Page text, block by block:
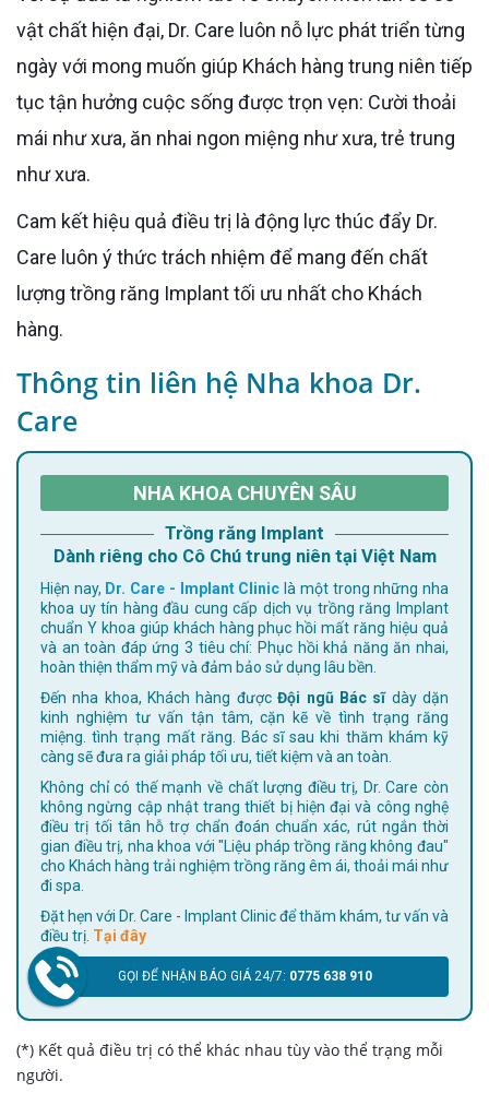
vật chất hiện đại, Dr. Care luôn nỗ lực phát triển từng
ngày với mong muốn giúp Khách hàng trung niên tiếp
tục tận hưởng cuộc sống được trọn vẹn: Cười thoải
mái như xưa, ăn nhai ngon miệng như xưa, trẻ trung
như xưa.
Cam kết hiệu quả điều trị là động lực thúc đẩy Dr.
Care luôn ý thức trách nhiệm để mang đến chất
lượng trồng răng Implant tối ưu nhất cho Khách
hàng.
Thông tin liên hệ Nha khoa Dr.
Care
NHA KHOA CHUYÊN SÂU
Trồng răng Implant
Dành riêng cho Cô Chú trung niên tại Việt Nam
Hiện nay, Dr. Care - Implant Clinic là một trong những nha
khoa uy tín hàng đầu cung cấp dịch vụ trồng răng Implant
chuẩn Y khoa giúp khách hàng phục hồi mất răng hiệu quả
và an toàn đáp ứng 3 tiêu chí: Phục hồi khả năng ăn nhai,
hoàn thiện thẩm mỹ và đảm bảo sử dụng lâu bền.
Đến nha khoa, Khách hàng đượcĐội ngũ Bác sĩdày dặn
kinh nghiệm tư vấn tận tâm, cặn kẽ về tình trạng răng
miệng. tình trạng mất răng. Bác sĩ sau khi thăm khám kỹ
càng sẽ đưa ra giải pháp tối ưu, tiết kiệm và an toàn.
Không chỉ có thế mạnh về chất lượng điều trị, Dr. Care còn
không ngừng cập nhật trang thiết bị hiện đại và công nghệ
điều trị tối tân hỗ trợ chẩn đoán chuẩn xác, rút ngắn thời
gian điều trị, nha khoa với "Liệu pháp trồng răng không đau"
cho Khách hàng trải nghiệm trồng răng êm ái, thoải mái như
đi spa.
Đặt hẹn với Dr. Care - Implant Clinic để thăm khám, tư vấn và
điều trị. Tại đây
GỌI ĐỂ NHẬN BÁO GIÁ 24/7: 0775 638 910
(*) Kết quả điều trị có thể khác nhau tùy vào thể trạng mỗi
người.